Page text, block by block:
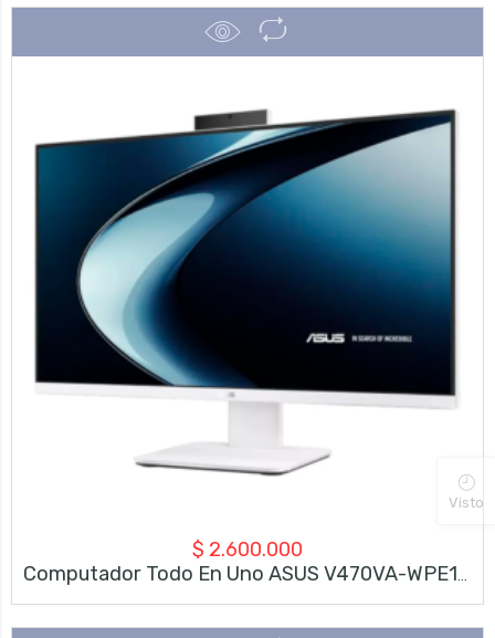
$ 2.600.000
Visto